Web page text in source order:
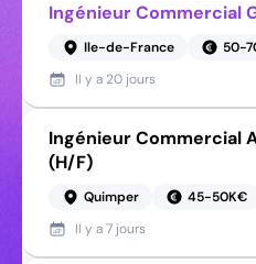
Ingénieur Commercial
Ile-de-France
50-
Il y a 20 jours
Ingénieur Commercial
(H/F)
Quimper
45-50K€
Il y a7 jours